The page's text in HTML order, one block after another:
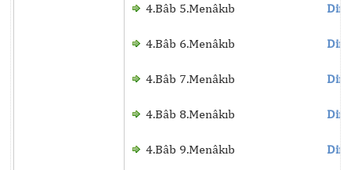
4.Bâb 5.Menâkıb
4.Bâb 6.Menâkıb
4.Bâb 7.Menâkıb
4.Bâb 8.Menâkıb
4.Bâb 9.Menâkıb